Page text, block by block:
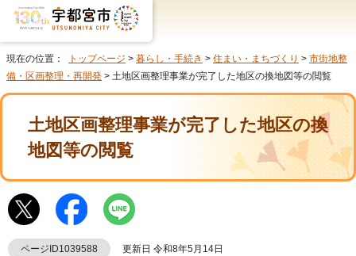
現在の位置： トップページ > 暮らし・手続き > 住まい・まちづくり > 市街地整
備・区画整理・再開発 > 土地区画整理事業が完了した地区の換地図等の閲覧
土地区画整理事業が完了した地区の換
地図等の閲覧
ページID1039588 更新日 令和8年5月14日